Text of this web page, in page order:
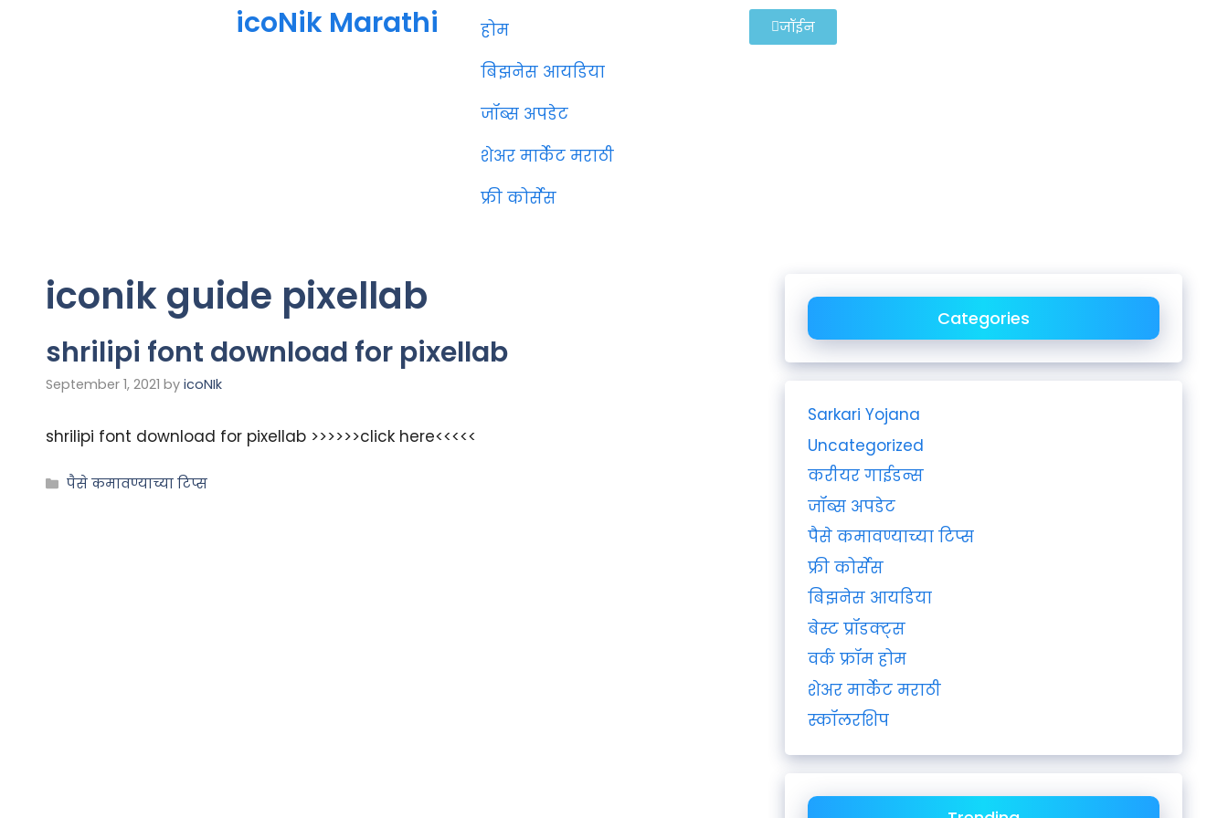
icoNik Marathi
होम
बिझनेस आयडिया
जॉब्स अपडेट
शेअर मार्केट मराठी
फ्री कोर्सेस
जॉईन
iconik guide pixellab
shrilipi font download for pixellab
September 1, 2021 by icoNIk
shrilipi font download for pixellab >>>>>>click here<<<<<
पैसे कमावण्याच्या टिप्स
Categories
Sarkari Yojana
Uncategorized
करीयर गाईडन्स
जॉब्स अपडेट
पैसे कमावण्याच्या टिप्स
फ्री कोर्सेस
बिझनेस आयडिया
बेस्ट प्रॉडक्ट्स
वर्क फ्रॉम होम
शेअर मार्केट मराठी
स्कॉलरशिप